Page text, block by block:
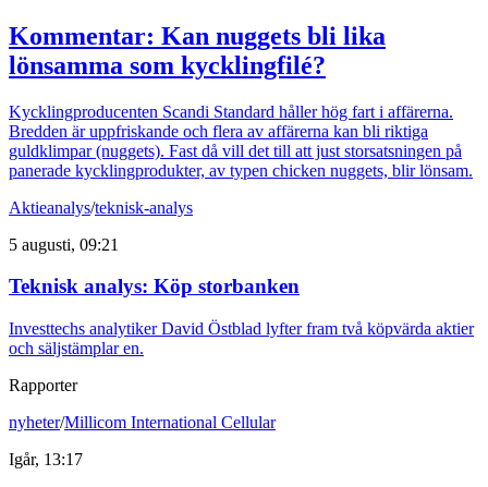
Kommentar: Kan nuggets bli lika
lönsamma som kycklingfilé?
Kycklingproducenten Scandi Standard håller hög fart i affärerna.
Bredden är uppfriskande och flera av affärerna kan bli riktiga
guldklimpar (nuggets). Fast då vill det till att just storsatsningen på
panerade kycklingprodukter, av typen chicken nuggets, blir lönsam.
Aktieanalys/teknisk-analys
5 augusti, 09:21
Teknisk analys: Köp storbanken
Investtechs analytiker David Östblad lyfter fram två köpvärda aktier
och säljstämplar en.
Rapporter
nyheter/Millicom International Cellular
Igår, 13:17